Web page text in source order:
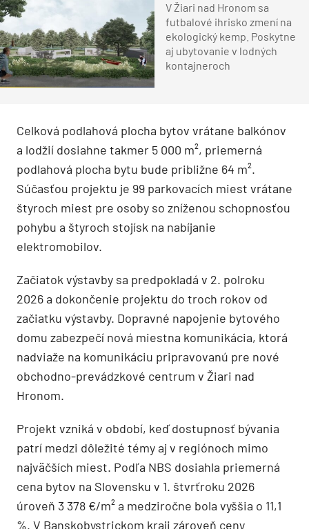
V Žiari nad Hronom sa
futbalové ihrisko zmení na
ekologický kemp. Poskytne
aj ubytovanie v lodných
kontajneroch
Celková podlahová plocha bytov vrátane balkónov
a lodžií dosiahne takmer 5 000 m², priemerná
podlahová plocha bytu bude približne 64 m².
Súčasťou projektu je 99 parkovacích miest vrátane
štyroch miest pre osoby so zníženou schopnosťou
pohybu a štyroch stojísk na nabíjanie
elektromobilov.
Začiatok výstavby sa predpokladá v 2. polroku
2026 a dokončenie projektu do troch rokov od
začiatku výstavby. Dopravné napojenie bytového
domu zabezpečí nová miestna komunikácia, ktorá
nadviaže na komunikáciu pripravovanú pre nové
obchodno-prevádzkové centrum v Žiari nad
Hronom.
Projekt vzniká v období, keď dostupnosť bývania
patrí medzi dôležité témy aj v regiónoch mimo
najväčších miest. Podľa NBS dosiahla priemerná
cena bytov na Slovensku v 1. štvrťroku 2026
úroveň 3 378 €/m² a medziročne bola vyššia o 11,1
%. V Banskobystrickom kraji zároveň ceny